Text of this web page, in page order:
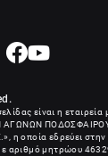
είναι η εταιρεία
ΑΓΩΝΩΝ
η οποία εδρεύει
αριθμό μητρώου